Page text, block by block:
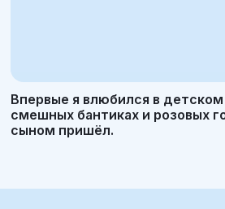
Впервые я влюбился в
смешных бантиках и розовых
сыном пришёл.